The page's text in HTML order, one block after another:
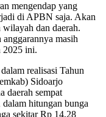
mengendap yang
di APBN saja. Akan
dan daerah.
anggarannya masih
2025 ini.
realisasi Tahun
Sidoarjo
daerah sempat
hitungan bunga
sekitar Rp 14,28